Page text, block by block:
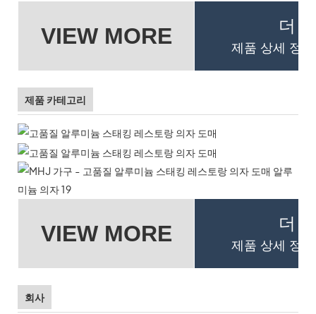
VIEW MORE 더
제품 상세 정
제품 카테고리
VIEW MORE 더
제품 상세 정
회사